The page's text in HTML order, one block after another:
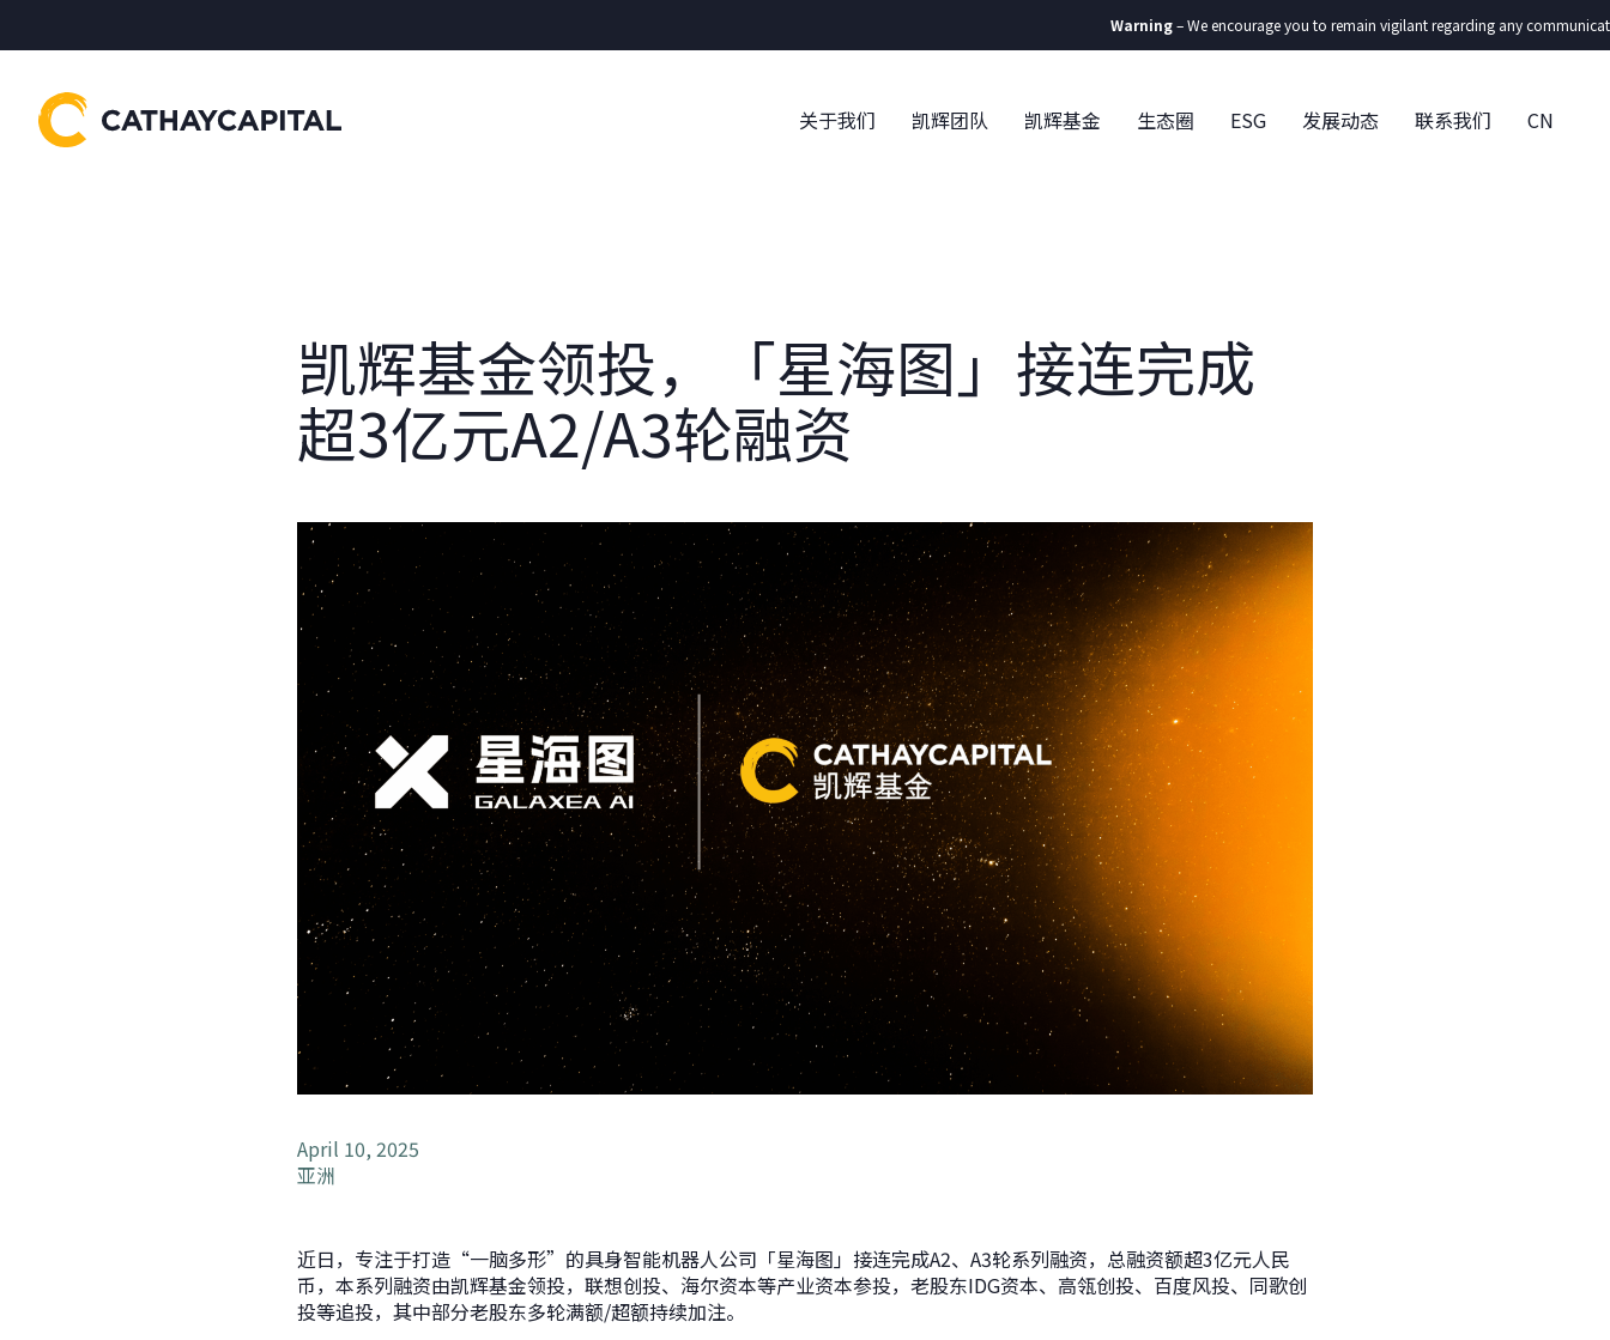
Warning– We encourage you to remain vigilant regarding any communication
关于我们 凯辉团队 凯辉基金 生态圈 ESG 发展动态 联系我们 CN
凯辉基金领投，「星海图」接连完成
超3亿元A2/A3轮融资
April 10, 2025
亚洲
近日，专注于打造“一脑多形”的具身智能机器人公司「星海图」接连完成A2、A3轮系列融资，总融资额超3亿元人民
币，本系列融资由凯辉基金领投，联想创投、海尔资本等产业资本参投，老股东IDG资本、高瓴创投、百度风投、同歌创
投等追投，其中部分老股东多轮满额/超额持续加注。